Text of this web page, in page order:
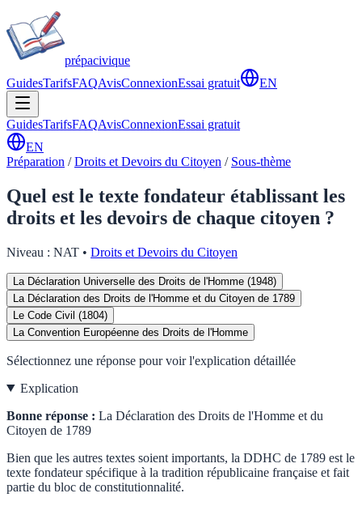
prépacivique
GuidesTarifsFAQAvisConnexionEssai gratuit EN
GuidesTarifsFAQAvisConnexionEssai gratuit
EN
Préparation /Droits et Devoirs du Citoyen / Sous-thème
Quel est le texte fondateur établissant les
droits et les devoirs de chaque citoyen ?
Niveau : NAT • Droits et Devoirs du Citoyen
La Déclaration Universelle des Droits de l'Homme (1948)
La Déclaration des Droits de l'Homme et du Citoyen de 1789
Le Code Civil (1804)
La Convention Européenne des Droits de l'Homme
Sélectionnez une réponse pour voir l'explication détaillée
Explication
Bonne réponse : La Déclaration des Droits de l'Homme et du
Citoyen de 1789
Bien que les autres textes soient importants, la DDHC de 1789 est le
texte fondateur spécifique à la tradition républicaine française et fait
partie du bloc de constitutionnalité.